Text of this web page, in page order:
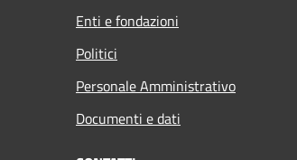
Enti e fondazioni
Politici
Personale Amministrativo
Documenti e dati